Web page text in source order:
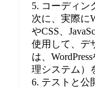
5. コーディン
次に、実際に
やCSS、
使用して、デ
は、
理システム）
6. テストと公